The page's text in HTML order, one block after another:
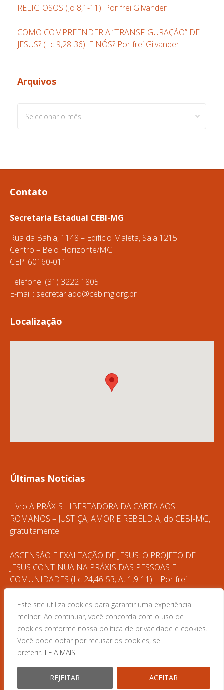
Este site utiliza cookies para garantir uma experiência
melhor. Ao continuar, você concorda com o uso de
cookies conforme nossa política de privacidade e cookies.
Você pode optar por recusar os cookies, se
preferir. LEIA MAIS
REJEITAR ACEITAR
RELIGIOSOS (Jo 8,1-11). Por frei Gilvander
COMO COMPREENDER A “TRANSFIGURAÇÃO” DE
JESUS? (Lc 9,28-36). E NÓS? Por frei Gilvander
Arquivos
Contato
Secretaria Estadual CEBI-MG
Rua da Bahia, 1148 – Edifício Maleta, Sala 1215
Centro – Belo Horizonte/MG
CEP: 60160-011
Telefone: (31) 3222 1805
E-mail : secretariado@cebimg.org.br
Localização
Últimas Notícias
Livro A PRÁXIS LIBERTADORA DA CARTA AOS
ROMANOS – JUSTIÇA, AMOR E REBELDIA, do CEBI-MG,
gratuitamente
ASCENSÃO E EXALTAÇÃO DE JESUS: O PROJETO DE
JESUS CONTINUA NA PRÁXIS DAS PESSOAS E
COMUNIDADES (Lc 24,46-53; At 1,9-11) – Por frei
Gilvander
CASA DO POVO – FORMAÇÃO POPULAR
© 2025 CEBI MG · Desenvolvido por Zwei Arts.